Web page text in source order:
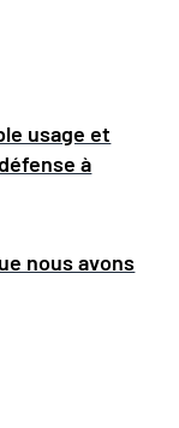
usage et
à
nous avons